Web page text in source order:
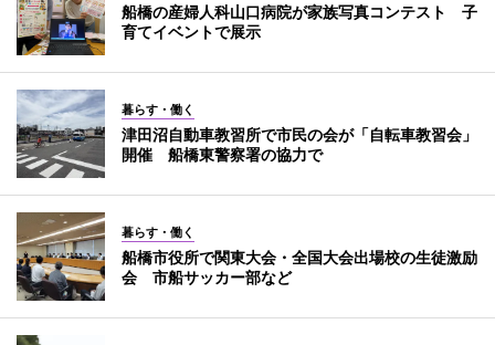
船橋の産婦人科山口病院が家族写真コンテスト 子
育てイベントで展示
暮らす・働く
津田沼自動車教習所で市民の会が「自転車教習会」
開催 船橋東警察署の協力で
暮らす・働く
船橋市役所で関東大会・全国大会出場校の生徒激励
会 市船サッカー部など